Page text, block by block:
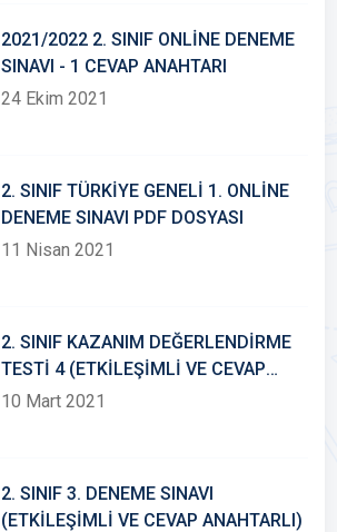
2021/2022 2. SINIF ONLİNE DENEME
SINAVI - 1 CEVAP ANAHTARI
24 Ekim 2021
2. SINIF TÜRKİYE GENELİ 1. ONLİNE
DENEME SINAVI PDF DOSYASI
11 Nisan 2021
2. SINIF KAZANIM DEĞERLENDİRME
TESTİ 4 (ETKİLEŞİMLİ VE CEVAP
ANAHTARLI)
10 Mart 2021
2. SINIF 3. DENEME SINAVI
(ETKİLEŞİMLİ VE CEVAP ANAHTARLI)